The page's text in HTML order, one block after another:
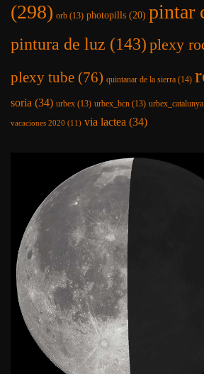
(298) orb (13) photopills (20) pintar
pintura de luz (143) plexy
plexy tube (76) quintanar de la sierra (14)
soria (34) urbex (13) urbex_bcn (13) urbex_catalunya
vacaciones 2020 (11) via lactea (34)